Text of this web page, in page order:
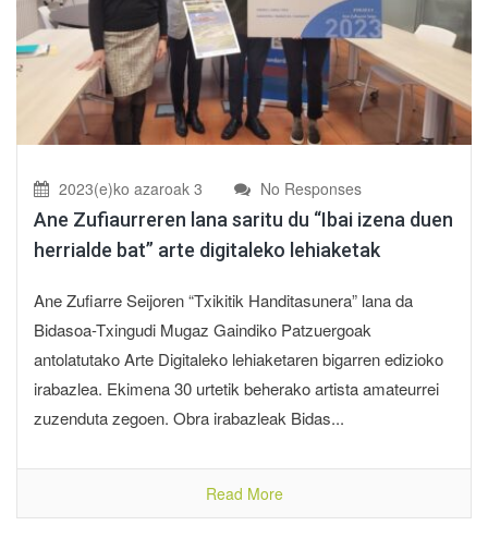
2023(e)ko azaroak 3 No Responses
Ane Zufiaurreren lana saritu du “Ibai izena duen
herrialde bat” arte digitaleko lehiaketak
Ane Zufiarre Seijoren “Txikitik Handitasunera” lana da
Bidasoa-Txingudi Mugaz Gaindiko Patzuergoak
antolatutako Arte Digitaleko lehiaketaren bigarren edizioko
irabazlea. Ekimena 30 urtetik beherako artista amateurrei
zuzenduta zegoen. Obra irabazleak Bidas...
Read More